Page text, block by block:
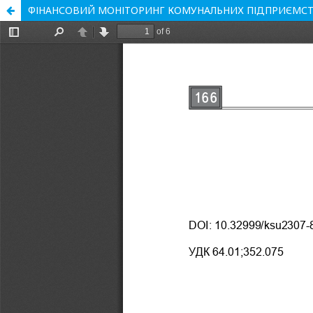
ФІНАНСОВИЙ МОНІТОРИНГ КОМУНАЛЬНИХ